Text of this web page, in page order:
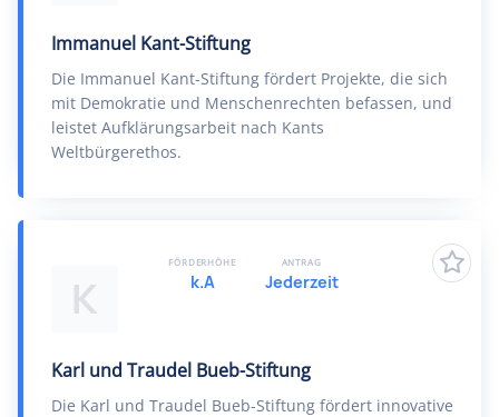
Immanuel Kant-Stiftung
Die Immanuel Kant-Stiftung fördert Projekte, die sich
mit Demokratie und Menschenrechten befassen, und
leistet Aufklärungsarbeit nach Kants
Weltbürgerethos.
K
Karl und Traudel Bueb-Stiftung
Die Karl und Traudel Bueb-Stiftung fördert innovative
FÖRDERHÖHE
k.A
ANTRAG
Jederzeit